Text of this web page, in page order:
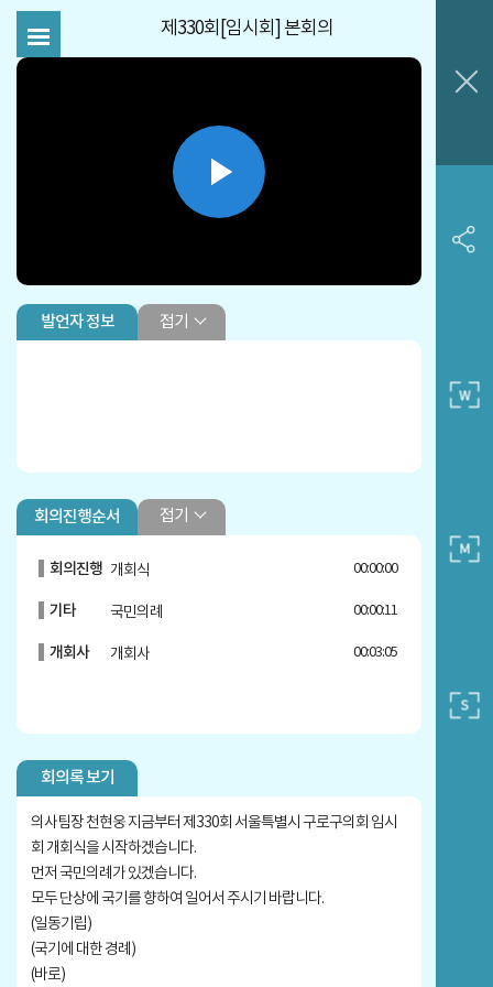
제330회[임시회] 본회의
Play
Video
발언자 정보 접기
회의진행순서 접기
회의진행 개회식 00:00:00
기타 국민의례 00:00:11
개회사 개회사 00:03:05
회의록 보기
의사팀장 천현웅 지금부터 제330회 서울특별시 구로구의회 임시
회 개회식을 시작하겠습니다.
먼저 국민의례가 있겠습니다.
모두 단상에 국기를 향하여 일어서 주시기 바랍니다.
(일동기립)
(국기에 대한 경례)
(바로)